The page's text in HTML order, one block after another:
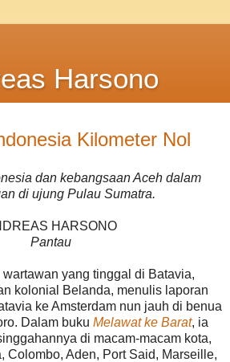
Harsono
Kilometer Nol
dan kebangsaan Aceh dalam
di ujung Pulau Sumatra.
HARSONO
Pantau
wartawan yang tinggal di Batavia,
kolonial Belanda, menulis laporan
ke Amsterdam nun jauh di benua
Dalam buku Melawat ke Barat, ia
di macam-macam kota,
Colombo, Aden, Port Said, Marseille,